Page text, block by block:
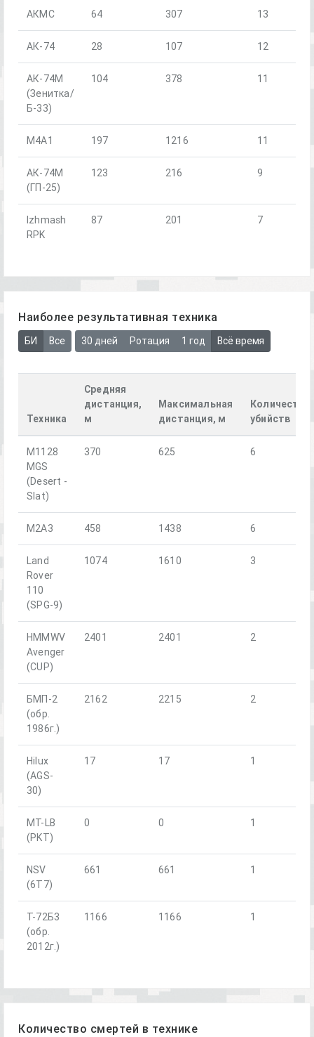
АКМС 64 307 13
АК-74 28 107 12
АК-74М
(Зенитка/
Б-33)
104 378 11
М4А1 197 1216 11
АК-74М
(ГП-25)
123 216 9
Izhmash
RPK
87 201 7
Наиболее результативная техника
БИ Все 30 дней Ротация 1 год Всё время
Техника
Средняя
дистанция,
м
Максимальная
дистанция, м
Количество
убийств
M1128
MGS
(Desert -
Slat)
370 625 6
M2A3 458 1438 6
Land
Rover
110
(SPG-9)
1074 1610 3
HMMWV
Avenger
(CUP)
2401 2401 2
БМП-2
(обр.
1986г.)
2162 2215 2
Hilux
(AGS-
30)
17 17 1
MT-LB
(PKT)
0 0 1
NSV
(6T7)
661 661 1
Т-72Б3
(обр.
2012г.)
1166 1166 1
Количество смертей в технике